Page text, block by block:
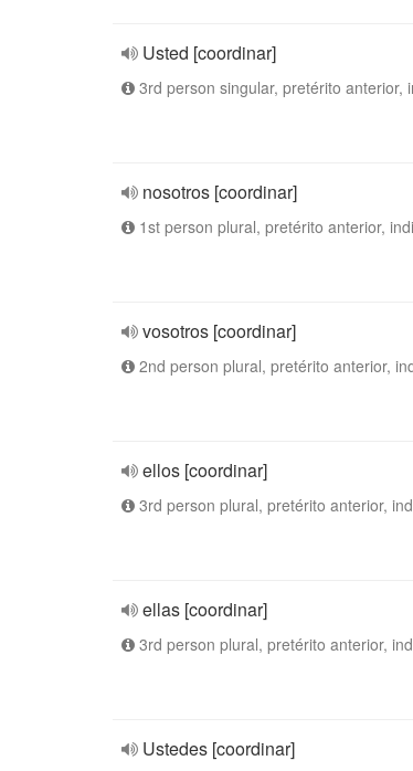
Usted [coordinar]
3rd person singular, pretérito anterior,
nosotros [coordinar]
1st person plural, pretérito anterior,
vosotros [coordinar]
2nd person plural, pretérito anterior,
ellos [coordinar]
3rd person plural, pretérito anterior,
ellas [coordinar]
3rd person plural, pretérito anterior,
Ustedes [coordinar]